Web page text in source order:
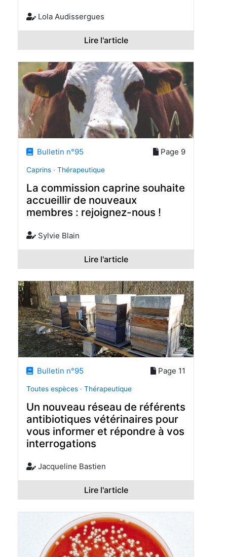
Lola Audissergues
Lire l'article
Bulletin n°95 Page 9
Caprins · Thérapeutique
La commission caprine souhaite
accueillir de nouveaux
membres : rejoignez-nous !
Sylvie Blain
Lire l'article
Bulletin n°95 Page 11
Toutes espèces · Thérapeutique
Un nouveau réseau de référents
antibiotiques vétérinaires pour
vous informer et répondre à vos
interrogations
Jacqueline Bastien
Lire l'article